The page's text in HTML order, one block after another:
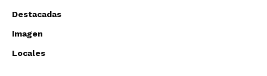
Destacadas
Imagen
Locales